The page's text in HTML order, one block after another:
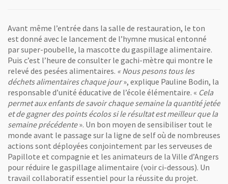
Avant même l’entrée dans la salle de restauration, le ton
est donné avec le lancement de l’hymne musical entonné
par super-poubelle, la mascotte du gaspillage alimentaire.
Puis c’est l’heure de consulter le gachi-mètre qui montre le
relevé des pesées alimentaires. « Nous pesons tous les
déchets alimentaires chaque jour», explique Pauline Bodin, la
responsable d’unité éducative de l’école élémentaire. « Cela
permet aux enfants de savoir chaque semaine la quantité jetée
et de gagner des points écolos si le résultat est meilleur que la
semaine précédente». Un bon moyen de sensibiliser tout le
monde avant le passage sur la ligne de self où de nombreuses
actions sont déployées conjointement par les serveuses de
Papillote et compagnie et les animateurs de la Ville d’Angers
pour réduire le gaspillage alimentaire (voir ci-dessous). Un
travail collaboratif essentiel pour la réussite du projet.